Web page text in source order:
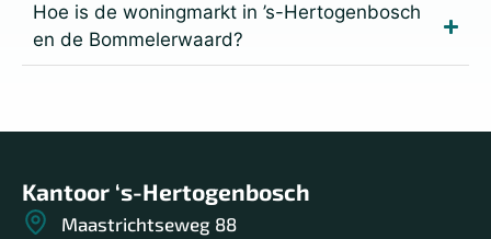
Hoe is de woningmarkt in ’s-Hertogenbosch
en de Bommelerwaard?
Kantoor ‘s-Hertogenbosch
Maastrichtseweg 88